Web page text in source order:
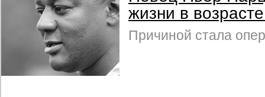
жизни в
Причиной стала